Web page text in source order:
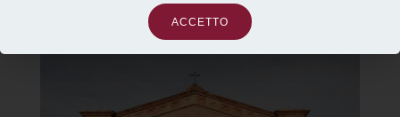
Monte Carmelo
ACCETTO